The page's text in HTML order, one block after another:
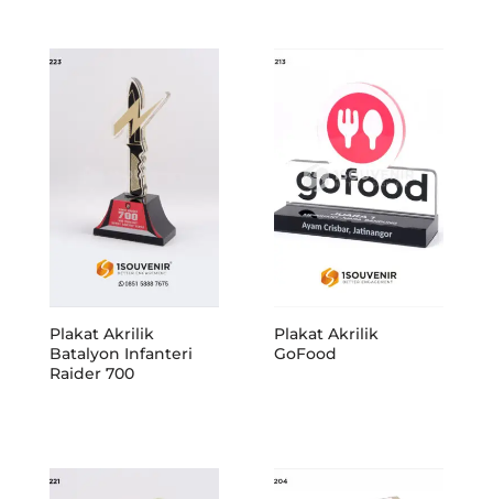
Plakat Akrilik
Batalyon Infanteri
Raider 700
Plakat Akrilik
GoFood